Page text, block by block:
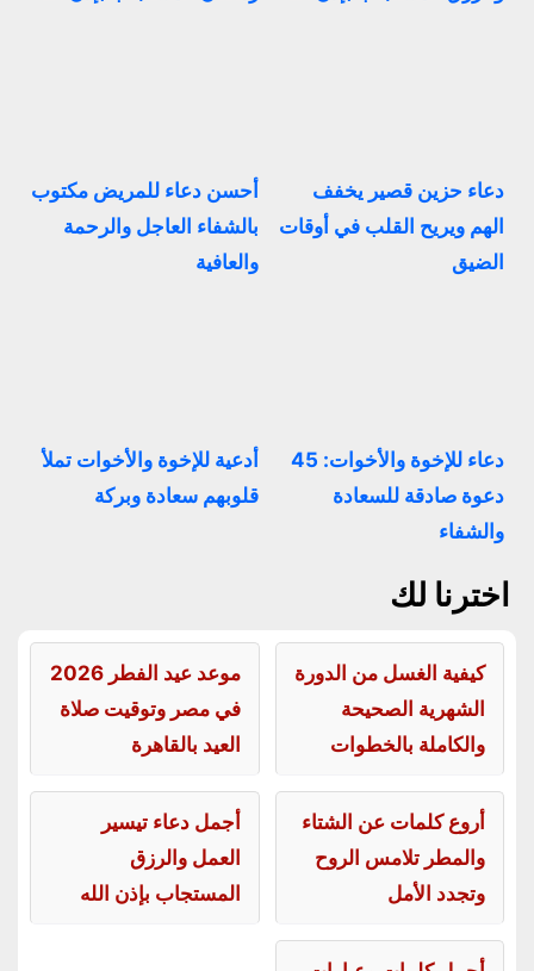
دعاء حزين قصير يخفف
الهم ويريح القلب في أوقات
الضيق
أحسن دعاء للمريض مكتوب
بالشفاء العاجل والرحمة
والعافية
دعاء للإخوة والأخوات: 45
دعوة صادقة للسعادة
والشفاء
أدعية للإخوة والأخوات تملأ
قلوبهم سعادة وبركة
اخترنا لك
كيفية الغسل من الدورة
الشهرية الصحيحة
والكاملة بالخطوات
موعد عيد الفطر 2026
في مصر وتوقيت صلاة
العيد بالقاهرة
أروع كلمات عن الشتاء
والمطر تلامس الروح
وتجدد الأمل
أجمل دعاء تيسير
العمل والرزق
المستجاب بإذن الله